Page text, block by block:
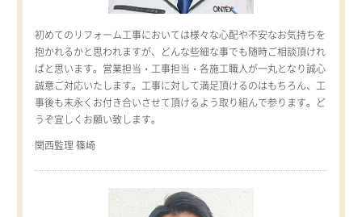
初めてのリフォーム工事においては様々な心配や不安なお気持ちを
抱かれるかと思われますが、どんな些細な事でも随時ご相談頂けれ
ばと思います。営業担当・工事担当・各施工職人が一丸となり誠心
誠意ご対応いたします。工事に対して満足頂けるのはもちろん、工
事後も末永くお付き合いさせて頂けるよう取り組んで参ります。ど
うぞ宜しくお願い致します。
関西監理 篠崎